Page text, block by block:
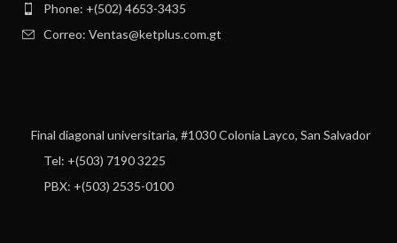
Phone: +(502) 4653-3435
Correo: Ventas@ketplus.com.gt
Final diagonal universitaria, #1030 Colonia Layco, San Salvador
Tel: +(503) 7190 3225
PBX: +(503) 2535-0100